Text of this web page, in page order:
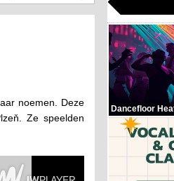
noemen. Deze
Ze speelden
Dancefloor